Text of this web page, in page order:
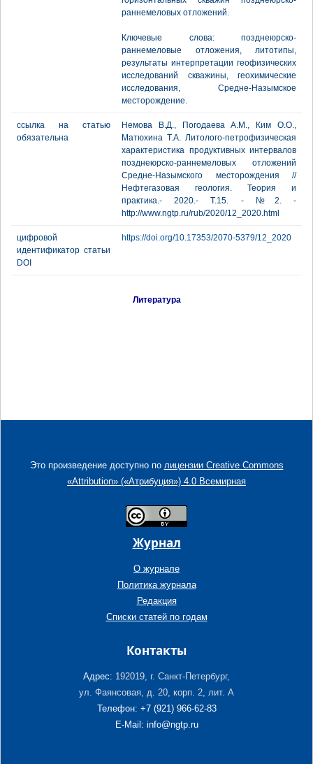
раннемеловых отложений.
Ключевые слова: позднеюрско-
раннемеловые отложения, литотипы,
результаты интерпретации геофизических
исследований скважины, геохимические
исследования, Средне-Назымское
месторождение.
ссылка на статью
обязательна
Немова В.Д., Погодаева А.М., Ким О.О.,
Матюхина Т.А. Литолого-петрофизическая
характеристика продуктивных интервалов
позднеюрско-раннемеловых отложений
Средне-Назымского месторождения //
Нефтегазовая геология. Теория и
практика.- 2020.- Т.15. - №2. -
http://www.ngtp.ru/rub/2020/12_2020.html
цифровой
идентификатор статьи
DOI
https://doi.org/10.17353/2070-5379/12_2020
Литература
Это произведение доступно по лицензии Creative Commons
«Attribution» («Атрибуция») 4.0 Всемирная
Журнал
О журнале
Политика журнала
Редакция
Списки статей по годам
Контакты
Адрес: 192019, г. Санкт-Петербург,
ул. Фаянсовая, д. 20, корп. 2, лит. А
Телефон: +7 (921) 966-62-83
E-Mail: info@ngtp.ru